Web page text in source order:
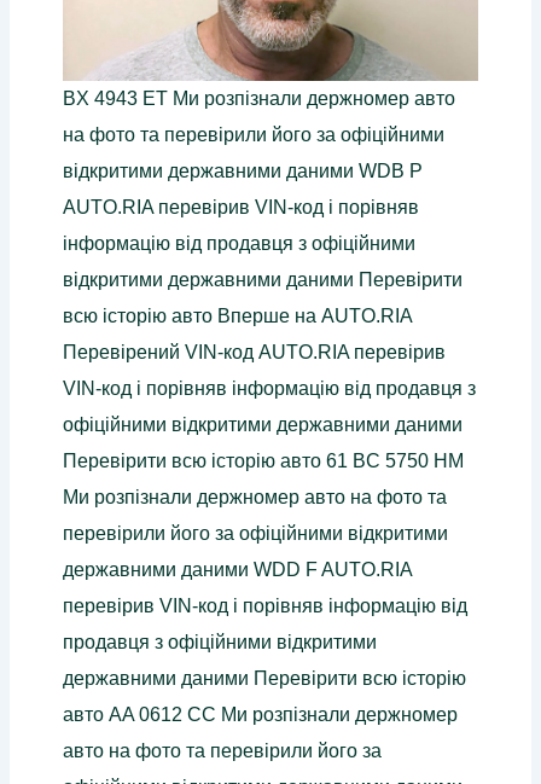
BX 4943 ET Ми розпізнали держномер авто
на фото та перевірили його за офіційними
відкритими державними даними WDB P
AUTO.RIA перевірив VIN-код і порівняв
інформацію від продавця з офіційними
відкритими державними даними Перевірити
всю історію авто Вперше на AUTO.RIA
Перевірений VIN-код AUTO.RIA перевірив
VIN-код і порівняв інформацію від продавця з
офіційними відкритими державними даними
Перевірити всю історію авто 61 BC 5750 HM
Ми розпізнали держномер авто на фото та
перевірили його за офіційними відкритими
державними даними WDD F AUTO.RIA
перевірив VIN-код і порівняв інформацію від
продавця з офіційними відкритими
державними даними Перевірити всю історію
авто AA 0612 CC Ми розпізнали держномер
авто на фото та перевірили його за